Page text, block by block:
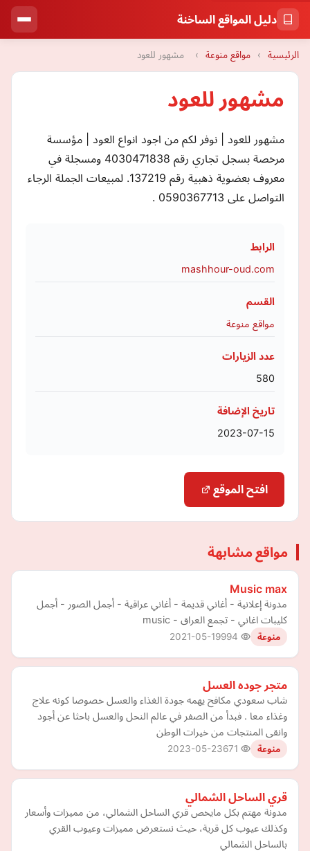
دليل المواقع الساخنة
الرئيسية › مواقع منوعة › مشهور للعود
مشهور للعود
مشهور للعود | نوفر لكم من اجود انواع العود | مؤسسة
مرخصة بسجل تجاري رقم 4030471838 ومسجلة في
معروف بعضوية ذهبية رقم 137219. لمبيعات الجملة الرجاء
التواصل على 0590367713 .
الرابط
mashhour-oud.com
القسم
مواقع منوعة
عدد الزيارات
580
تاريخ الإضافة
2023-07-15
افتح الموقع
مواقع مشابهة
Music max
مدونة إعلانية - أغاني قديمة - أغاني عراقية - أجمل الصور - أجمل
كليبات اغاني - تجمع العراق - music
منوعة 2021-05-19
متجر جوده العسل
شاب سعودي مكافح يهمه جودة الغذاء والعسل خصوصا كونه علاج
وغذاء معا . فبدأ من الصفر في عالم النحل والعسل باحثا عن أجود
وانقى المنتجات من خيرات الوطن
منوعة 2023-05-23
قري الساحل الشمالي
مدونة مهتم بكل مايخص قري الساحل الشمالي، من مميزات وأسعار
وكذلك عيوب كل قرية، حيث نستعرض مميزات وعيوب القري
بالساحل الشمالي